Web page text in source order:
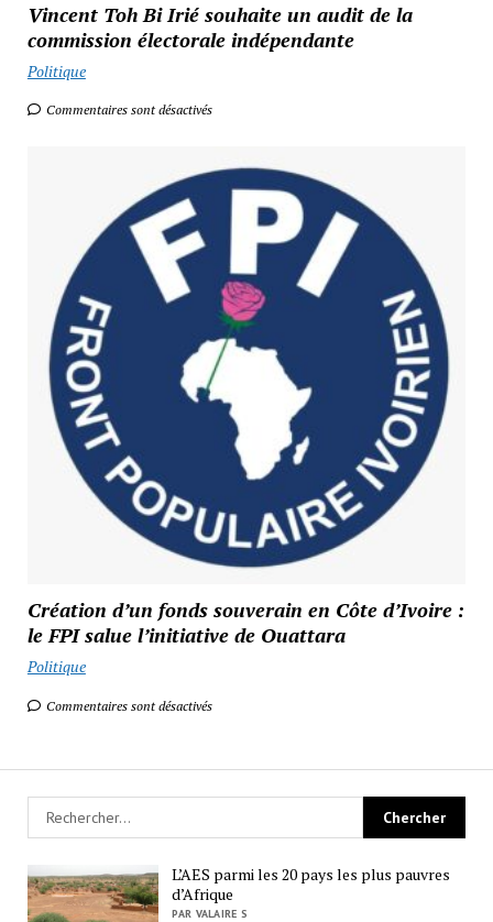
Vincent Toh Bi Irié souhaite un audit de la
commission électorale indépendante
Politique
Commentaires sont désactivés
Création d’un fonds souverain en Côte d’Ivoire :
le FPI salue l’initiative de Ouattara
Politique
Commentaires sont désactivés
L’AES parmi les 20 pays les plus pauvres
d’Afrique
PAR VALAIRE S